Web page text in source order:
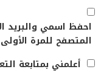
احفظ اسمي والبريد
المتصفح للمرة
أعلمني بمتابعة